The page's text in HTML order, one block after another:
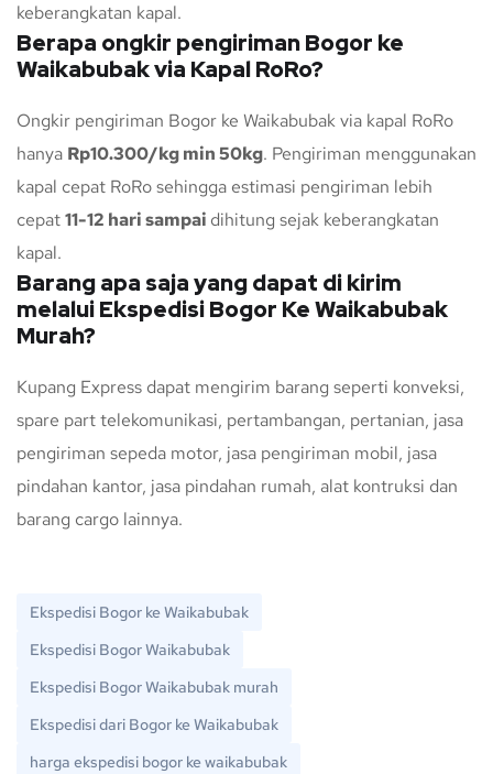
keberangkatan kapal.
Berapa ongkir pengiriman Bogor ke
Waikabubak via Kapal RoRo?
Ongkir pengiriman Bogor ke Waikabubak via kapal RoRo
hanya Rp10.300/kg min 50kg. Pengiriman menggunakan
kapal cepat RoRo sehingga estimasi pengiriman lebih
cepat11-12 hari sampai dihitung sejak keberangkatan
kapal.
Barang apa saja yang dapat di kirim
melalui Ekspedisi Bogor Ke Waikabubak
Murah?
Kupang Express dapat mengirim barang seperti konveksi,
spare part telekomunikasi, pertambangan, pertanian, jasa
pengiriman sepeda motor, jasa pengiriman mobil, jasa
pindahan kantor, jasa pindahan rumah, alat kontruksi dan
barang cargo lainnya.
Ekspedisi Bogor ke Waikabubak
Ekspedisi Bogor Waikabubak
Ekspedisi Bogor Waikabubak murah
Ekspedisi dari Bogor ke Waikabubak
harga ekspedisi bogor ke waikabubak